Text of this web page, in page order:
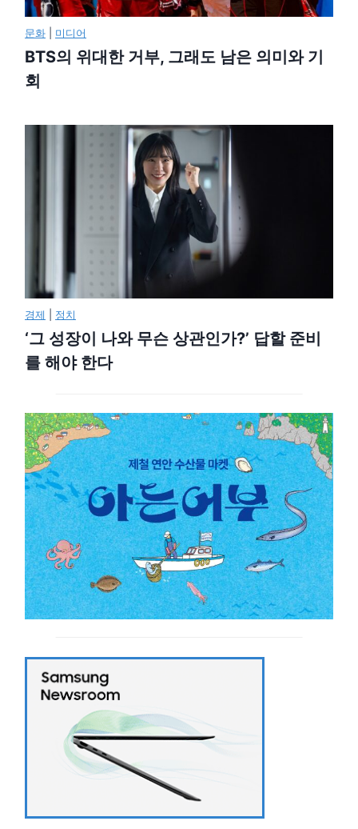
문화 미디어
BTS의 위대한 거부, 그래도 남은 의미와 기
회
경제 정치
‘그 성장이 나와 무슨 상관인가?’ 답할 준비
를 해야 한다